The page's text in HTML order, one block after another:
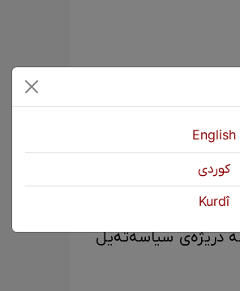
کردن ئەی میرات
وە وشەی فارسی
دریژەی سیاسەتەیل
English
كوردی
Kurdî